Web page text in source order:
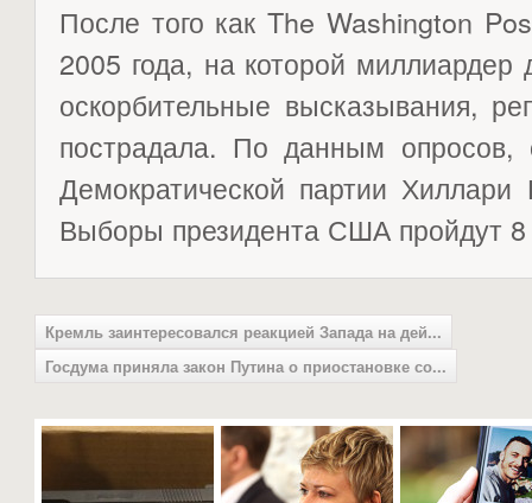
После того как The Washington
2005 года, на которой
оскорбительные высказывания,
пострадала. По данным опросов,
Демократической партии
Выборы президента США пройдут 8
Кремль заинтересовался реакцией Запада на дей...
Госдума приняла закон Путина о приостановке со...